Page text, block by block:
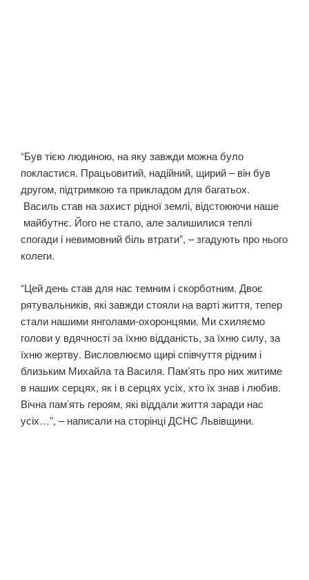
“Був тією людиною, на яку завжди можна було
покластися. Працьовитий, надійний, щирий – він був
другом, підтримкою та прикладом для багатьох.
Василь став на захист рідної землі, відстоюючи наше
майбутнє. Його не стало, але залишилися теплі
спогади і невимовний біль втрати”, – згадують про нього
колеги.
“Цей день став для нас темним і скорботним. Двоє
рятувальників, які завжди стояли на варті життя, тепер
стали нашими янголами-охоронцями. Ми схиляємо
голови у вдячності за їхню відданість, за їхню силу, за
їхню жертву. Висловлюємо щирі співчуття рідним і
близьким Михайла та Василя. Пам’ять про них житиме
в наших серцях, як і в серцях усіх, хто їх знав і любив.
Вічна пам’ять героям, які віддали життя заради нас
усіх…”, – написали на сторінці ДСНС Львівщини.